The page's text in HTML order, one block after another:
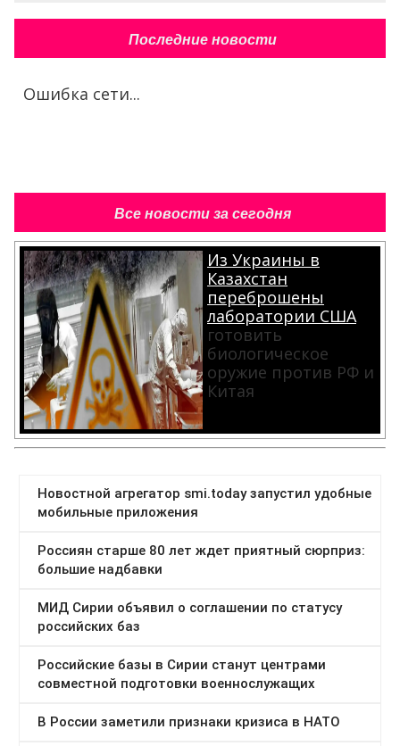
Последние новости
Ошибка сети...
Все новости за сегодня
Из Украины в
Казахстан
переброшены
лаборатории США
готовить
биологическое
оружие против РФ и
Китая